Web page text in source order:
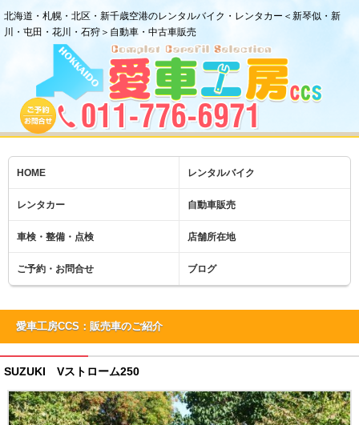
北海道・札幌・北区・新千歳空港のレンタルバイク・レンタカー＜新琴似・新
川・屯田・花川・石狩＞自動車・中古車販売
HOME レンタルバイク
レンタカー 自動車販売
車検・整備・点検 店舗所在地
ご予約・お問合せ ブログ
愛車工房CCS：販売車のご紹介
SUZUKI Vストローム250